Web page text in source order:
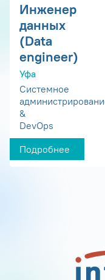
Инженер
данных
(Data
engineer)
Уфа
Системное
&
DevOps
Подробнее